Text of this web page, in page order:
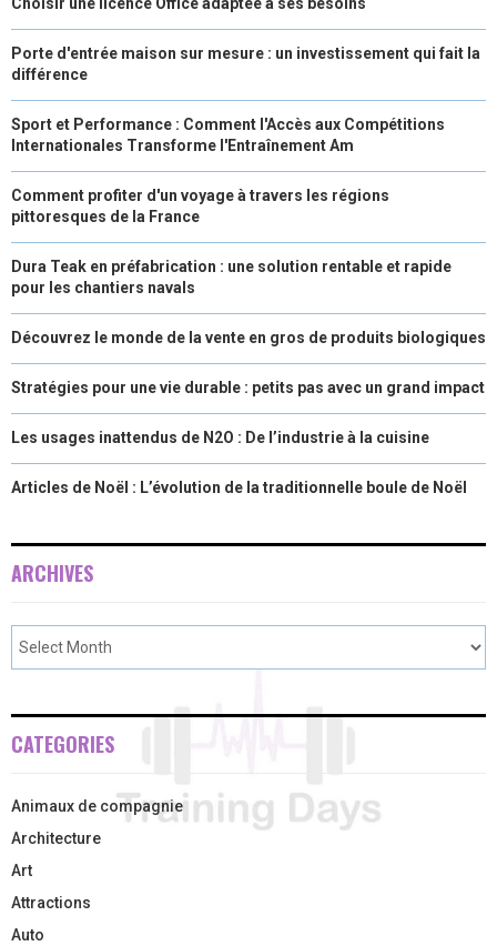
Choisir une licence Office adaptée à ses besoins
Porte d'entrée maison sur mesure : un investissement qui fait la
différence
Sport et Performance : Comment l'Accès aux Compétitions
Internationales Transforme l'Entraînement Am
Comment profiter d'un voyage à travers les régions
pittoresques de la France
Dura Teak en préfabrication : une solution rentable et rapide
pour les chantiers navals
Découvrez le monde de la vente en gros de produits biologiques
Stratégies pour une vie durable : petits pas avec un grand impact
Les usages inattendus de N2O : De l’industrie à la cuisine
Articles de Noël : L’évolution de la traditionnelle boule de Noël
ARCHIVES
CATEGORIES
Animaux de compagnie
Architecture
Art
Attractions
Auto